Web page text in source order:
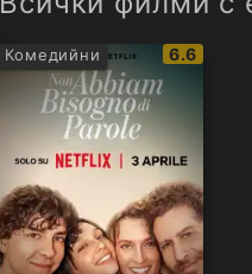
Комедийни
IMDb
6.6